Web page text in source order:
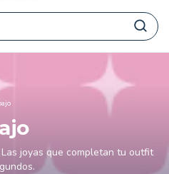
joyas que completan tu outfit